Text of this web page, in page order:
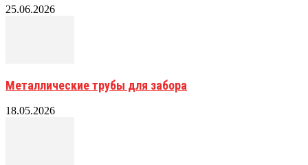
25.06.2026
Металлические трубы для забора
18.05.2026